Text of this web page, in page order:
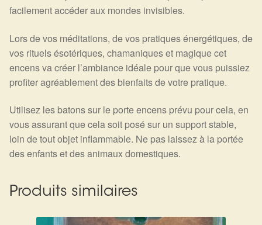
facilement accéder aux mondes invisibles.
Lors de vos méditations, de vos pratiques énergétiques, de
vos rituels ésotériques, chamaniques et magique cet
encens va créer l’ambiance idéale pour que vous puissiez
profiter agréablement des bienfaits de votre pratique.
Utilisez les batons sur le porte encens prévu pour cela, en
vous assurant que cela soit posé sur un support stable,
loin de tout objet inflammable. Ne pas laissez à la portée
des enfants et des animaux domestiques.
Produits similaires